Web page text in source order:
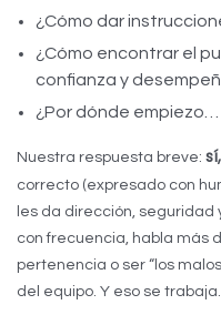
¿Cómo dar
¿Cómo encontrar el
confianza y
¿Por dónde
Nuestra respuesta breve:
correcto (expresado con
les da dirección, seguridad
con frecuencia, habla más
pertenencia o ser “los
del equipo. Y eso se trabaja.